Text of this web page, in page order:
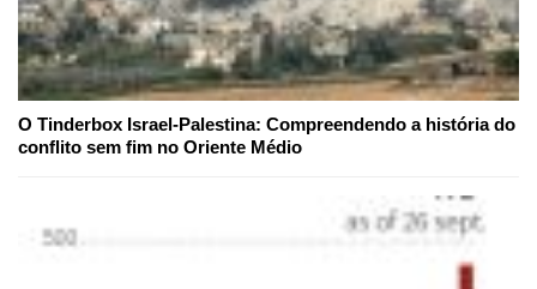
O Tinderbox Israel-Palestina: Compreendendo a história do
conflito sem fim no Oriente Médio